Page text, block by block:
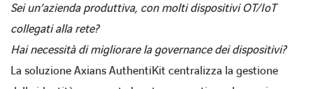
Sei un’azienda produttiva, con molti dispositivi OT/IoT
collegati alla rete?
Hai necessità di migliorare la governance dei dispositivi?
La soluzione Axians AuthentiKitcentralizza la gestione